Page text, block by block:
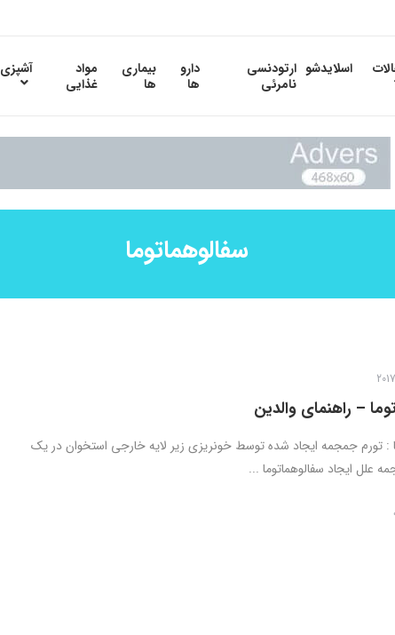
اسلایدشو ارتودنسی
نامرئی
دارو
ها
بیماری
ها
مواد
غذایی
آشپزی
سفالوهماتوما
– راهنمای والدین
: تورم جمجمه ایجاد شده توسط خونریزی زیر لایه خارجی استخوان در یک
علل ایجاد سفالوهماتوما ...